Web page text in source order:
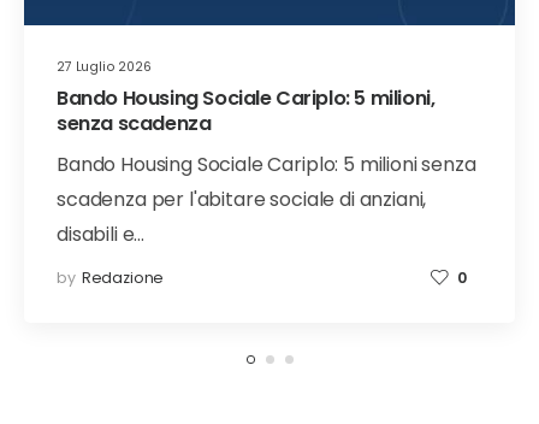
27 Luglio 2026
Bando Housing Sociale Cariplo: 5 milioni,
senza scadenza
Bando Housing Sociale Cariplo: 5 milioni senza
scadenza per l'abitare sociale di anziani,
disabili e…
by Redazione 0